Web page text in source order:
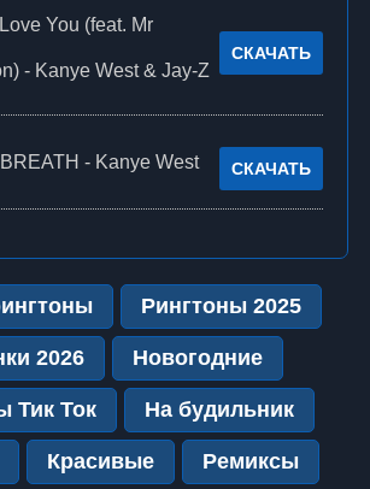
You (feat. Mr
- Kanye West & Jay-Z
СКАЧАТЬ
- Kanye West СКАЧАТЬ
Рингтоны 2025
2026 Новогодние
Тик Ток На будильник
Красивые Ремиксы